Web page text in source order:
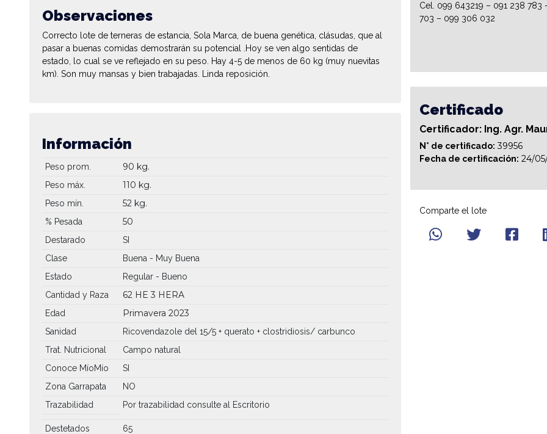
Observaciones
Correcto lote de terneras de estancia, Sola Marca, de buena genética, clásudas, que al
pasar a buenas comidas demostrarán su potencial .Hoy se ven algo sentidas de
estado, lo cual se ve reflejado en su peso. Hay 4-5 de menos de 60 kg (muy nuevitas
km). Son muy mansas y bien trabajadas. Linda reposición.
Información
Peso prom. 90 kg.
Peso máx. 110 kg.
Peso mín. 52 kg.
% Pesada 50
Destarado
SI
Clase
Buena - Muy Buena
Estado
Regular - Bueno
Cantidad y Raza
62 HE 3 HERA
Edad Primavera 2023
Sanidad
Ricovendazole del 15/5 + querato + clostridiosis/ carbunco
Trat. Nutricional
Campo natural
Conoce MíoMío
SI
Zona Garrapata
NO
Trazabilidad
Por trazabilidad consulte al Escritorio
Destetados 65
Cel. 099 643219 – 091 238 783
703 – 099 306 032
Certificado
Certificador: Ing. Agr.
N° de certificado: 39956
Fecha de certificación: 24/
Comparte el lote